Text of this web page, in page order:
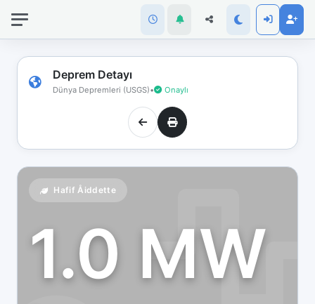
Deprem Detayı
Dünya Depremleri (USGS)• Onaylı
Hafif Åiddette
1.0 MW
bağlantınız
koptu!
Çevrimdışı
moddasınız.